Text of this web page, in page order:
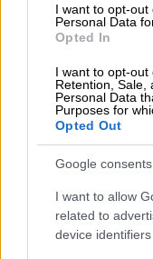
I want to opt-
Personal Data
Opted In
I want to opt-out
Retention, Sale,
Personal Data
Purposes for
Opted Out
Google consents
I want to allow
related to
device identifiers
Αθλητισμός|
Ντινάμο
φινάλε του
προκαλούν
Προκάλεσαν οι
στο τέλος του